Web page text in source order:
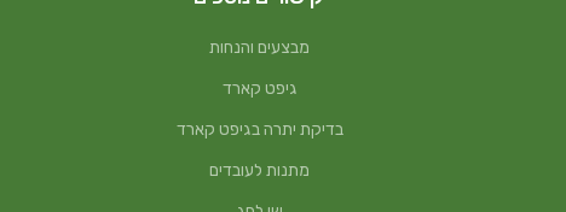
מבצעים והנחות
גיפט קארד
בדיקת יתרה בגיפט קארד
מתנות לעובדים